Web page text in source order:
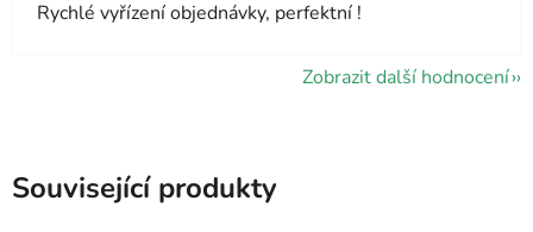
Rychlé vyřízení objednávky, perfektní !
Zobrazit další hodnocení
Související produkty